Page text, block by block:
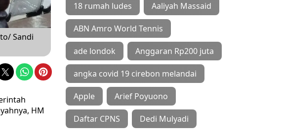
Sandi
HM
18 rumah ludes Aaliyah Massaid
ABN Amro World Tennis
ade londok Anggaran Rp200 juta
angka covid 19 cirebon melandai
Apple Arief Poyuono
Daftar CPNS Dedi Mulyadi